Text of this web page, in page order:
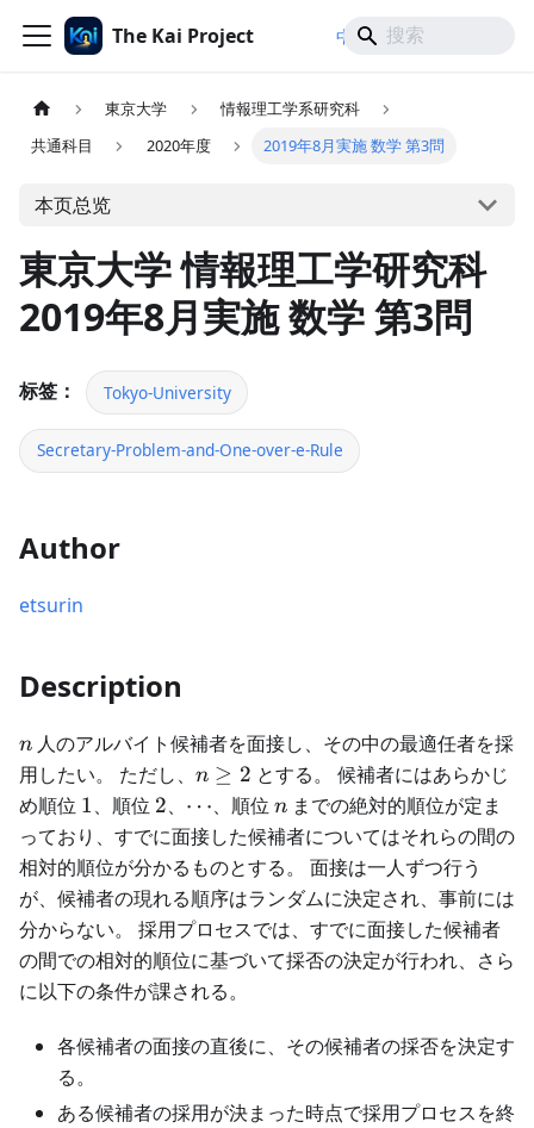
The Kai Project 中文/ 日本語
東京大学
情報理工学系研究科
共通科目
2020年度 2019年8月実施 数学 第3問
本页总览
東京大学 情報理工学研究科
2019年8月実施 数学 第3問
标签： Tokyo-University
Secretary-Problem-and-One-over-e-Rule
Author
etsurin
Description
n
n 人のアルバイト候補者を面接し、その中の最適任者を採
用したい。 ただし、 n
\geq
2
n ≥ 2 とする。 候補者にはあらかじ
め順位 1
1、順位 2
2、 \cdots
⋯、順位 n
n までの絶対的順位が定ま
っており、すでに面接した候補者についてはそれらの間の
相対的順位が分かるものとする。 面接は一人ずつ行う
が、候補者の現れる順序はランダムに決定され、事前には
分からない。 採用プロセスでは、すでに面接した候補者
の間での相対的順位に基づいて採否の決定が行われ、さら
に以下の条件が課される。
各候補者の面接の直後に、その候補者の採否を決定す
る。
ある候補者の採用が決まった時点で採用プロセスを終